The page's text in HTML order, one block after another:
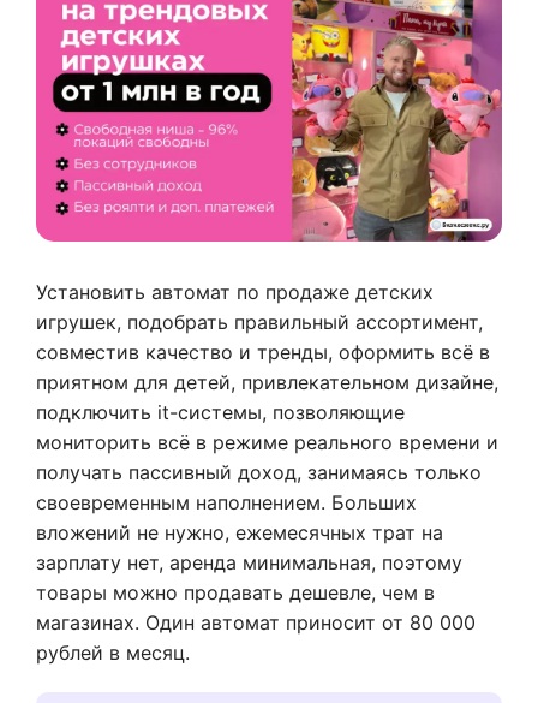
Установить автомат по продаже детских
игрушек, подобрать правильный ассортимент,
совместив качество и тренды, оформить всё в
приятном для детей, привлекательном дизайне,
подключить it-системы, позволяющие
мониторить всё в режиме реального времени и
получать пассивный доход, занимаясь только
своевременным наполнением. Больших
вложений не нужно, ежемесячных трат на
зарплату нет, аренда минимальная, поэтому
товары можно продавать дешевле, чем в
магазинах. Один автомат приносит от 80 000
рублей в месяц.